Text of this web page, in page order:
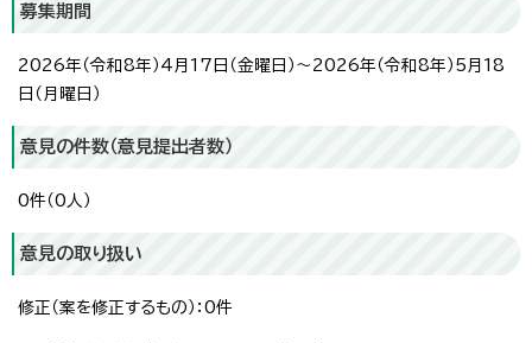
募集期間
2026年（令和8年）4月17日（金曜日）～2026年（令和8年）5月18
日（月曜日）
意見の件数（意見提出者数）
0件（0人）
意見の取り扱い
修正（案を修正するもの）：0件